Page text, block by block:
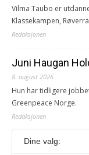
Vilma Taubo er
Klassekampen,
Redaksjonen
Juni Haugan
8. august 2026
Hun har tidligere
Greenpeace Norge.
Redaksjonen
Journalist fra
Dine valg: